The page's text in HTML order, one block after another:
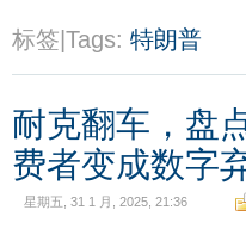
标签|Tags: 特朗普
耐克翻车，盘
费者变成数字
星期五, 31 1 月, 2025, 21:36